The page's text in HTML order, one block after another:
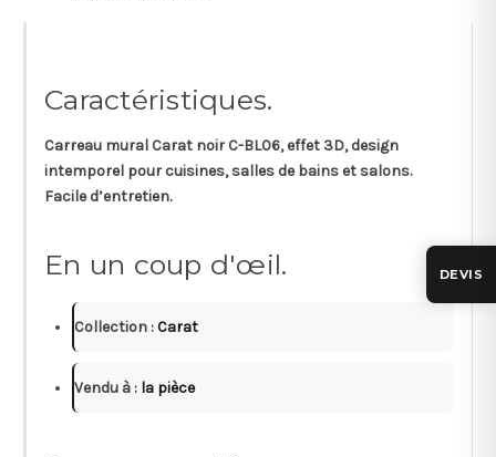
Caractéristiques.
Carreau mural Carat noir C-BL06, effet 3D, design
intemporel pour cuisines, salles de bains et salons.
Facile d’entretien.
En un coup d'œil.
Collection :Carat
Vendu à : la pièce
DEVIS